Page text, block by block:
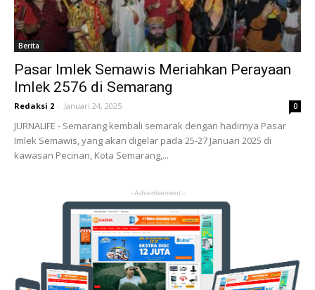
Berita
Pasar Imlek Semawis Meriahkan Perayaan
Imlek 2576 di Semarang
Redaksi 2 - Januari 24, 2025 0
JURNALIFE - Semarang kembali semarak dengan hadirnya Pasar
Imlek Semawis, yang akan digelar pada 25-27 Januari 2025 di
kawasan Pecinan, Kota Semarang,...
- Advertisement -